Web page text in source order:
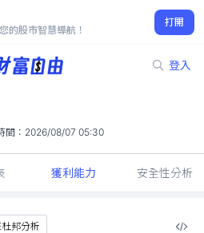
的股市智慧導航！
打開
登入
-1.02%
間： 2026/08/07 05:30
獲利能力 安全性分析
邦分析